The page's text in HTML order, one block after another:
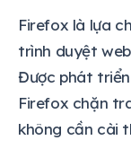
Firefox là lựa
trình duyệt
Được phát triển
Firefox chặn
không cần cài